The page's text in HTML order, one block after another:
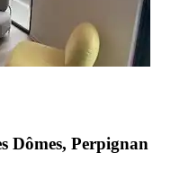
Dômes, Perpignan